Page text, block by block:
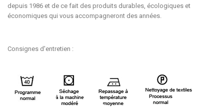
depuis 1986 et de ce fait des produits durables, écologiques et
économiques qui vous accompagneront des années.
Consignes d'entretien :